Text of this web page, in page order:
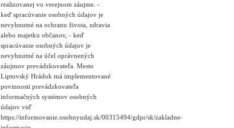
realizovanej vo verejnom záujme. -
keď spracúvanie osobných údajov je
nevyhnutné na ochranu života, zdravia
alebo majetku občanov, - keď
spracúvanie osobných údajov je
nevyhnutné na účel oprávnených
záujmov prevádzkovateľa. Mesto
Liptovský Hrádok má implementované
povinnosti prevádzkovateľa
informačných systémov osobných
údajov viď
https://informovanie.osobnyudaj.sk/00315494/gdpr/sk/zakladne-